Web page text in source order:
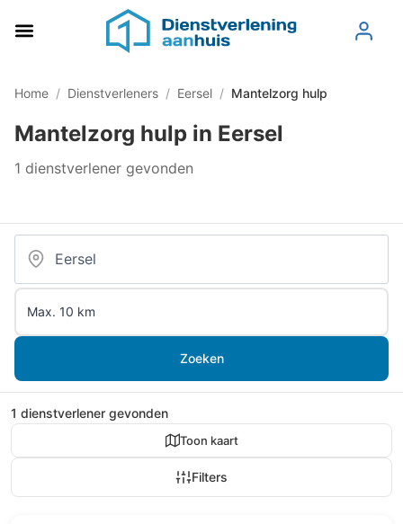
Home / Dienstverleners / Eersel / Mantelzorg hulp
Mantelzorg hulp in Eersel
1 dienstverlener gevonden
Zoeken
1 dienstverlener gevonden
Toon kaart
Filters